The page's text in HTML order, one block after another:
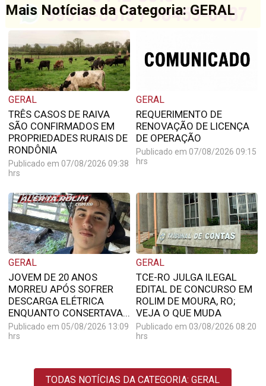
Mais Notícias da Categoria: GERAL
GERAL
TRÊS CASOS DE RAIVA
SÃO CONFIRMADOS EM
PROPRIEDADES RURAIS DE
RONDÔNIA
Publicado em 07/08/2026 09:38
hrs
GERAL
REQUERIMENTO DE
RENOVAÇÃO DE LICENÇA
DE OPERAÇÃO
Publicado em 07/08/2026 09:15
hrs
GERAL
JOVEM DE 20 ANOS
MORREU APÓS SOFRER
DESCARGA ELÉTRICA
ENQUANTO CONSERTAVA...
Publicado em 05/08/2026 13:09
hrs
GERAL
TCE-RO JULGA ILEGAL
EDITAL DE CONCURSO EM
ROLIM DE MOURA, RO;
VEJA O QUE MUDA
Publicado em 03/08/2026 08:20
hrs
TODAS NOTÍCIAS DA CATEGORIA: GERAL